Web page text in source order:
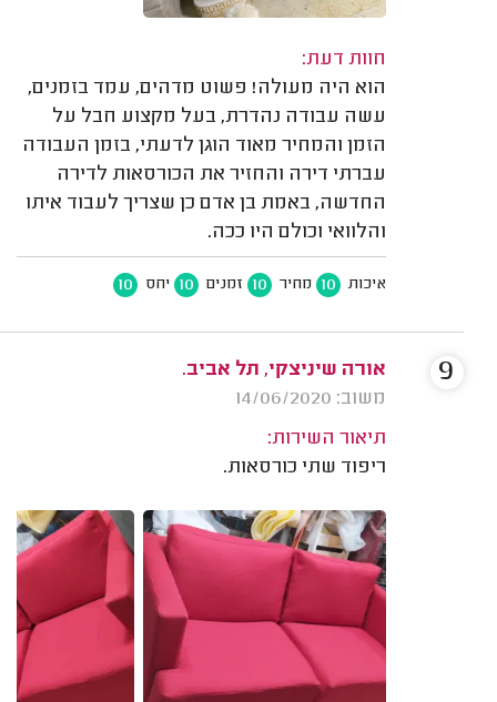
חוות דעת:
הוא היה מעולה! פשוט מדהים, עמד בזמנים,
עשה עבודה נהדרת, בעל מקצוע חבל על
הזמן והמחיר מאוד הוגן לדעתי, בזמן העבודה
עברתי דירה והחזיר את הכורסאות לדירה
החדשה, באמת בן אדם כן שצריך לעבוד איתו
והלוואי וכולם היו ככה.
איכות 10 מחיר 10 זמנים 10 יחס 10
אורה שיניצקי, תל אביב.
משוב: 14/06/2020
תיאור השירות:
ריפוד שתי כורסאות.
9